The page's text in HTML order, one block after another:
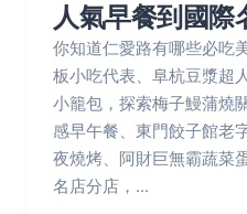
人氣早餐到國際
你知道仁愛路有哪些必吃
板小吃代表、阜杭豆漿超
小籠包，探索梅子鰻蒲燒
感早午餐、東門餃子館老
夜燒烤、阿財巨無霸蔬菜
名店分店，...